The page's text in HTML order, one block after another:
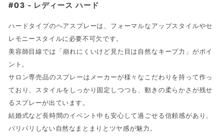
レディース ハード
ハードタイプのヘアスプレーは、フォーマルなアップスタイルやセ
レモニースタイルに必要不可欠です。
美容師目線では「崩れにくいけど見た目は自然なキープ力」がポイ
ント。
サロン専売品のスプレーはメーカーが様々なこだわりを持って作っ
ており、スタイルをしっかり固定しつつも、動きの柔らかさが残せ
るスプレーが出ています。
結婚式など長時間のイベント中も安心して過ごせる信頼感があり、
パリパリしない自然なまとまりとツヤ感が魅力。